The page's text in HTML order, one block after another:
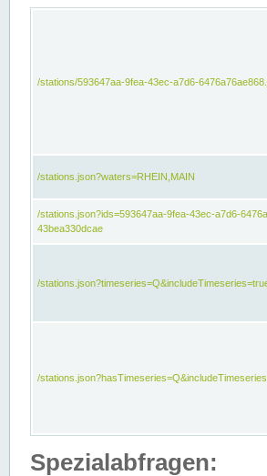
/stations/593647aa-9fea-43ec-a7d6-
/stations.json?waters=RHEIN,MAIN
/stations.json?ids=593647aa-9fea-43ec-a7d6-
43bea330dcae
/
/
Spezialabfragen: